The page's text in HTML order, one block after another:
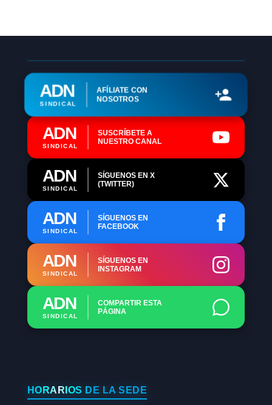
ADN
SINDICAL
AFÍLIATE CON
NOSOTROS
ADN
SINDICAL
SUSCRÍBETE A
NUESTRO CANAL
ADN
SINDICAL
SÍGUENOS EN X
(TWITTER)
ADN
SINDICAL
SÍGUENOS EN
FACEBOOK
ADN
SINDICAL
SÍGUENOS EN
INSTAGRAM
ADN
SINDICAL
COMPARTIR ESTA
PÁGINA
HORARIOS DE LA SEDE